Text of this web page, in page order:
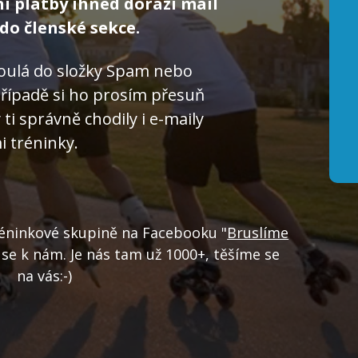
členské sekce.
do složky Spam nebo
si ho prosím přesuň
správně chodily i e-maily
tréninky.
skupině na Facebooku "Bruslíme
k nám. Je nás tam už 1000+, těšíme se
na vás:-)